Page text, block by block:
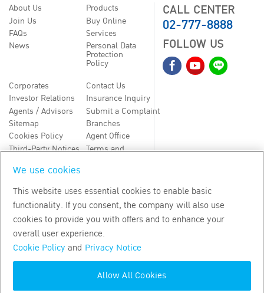
About Us
Join Us
FAQs
News
Products
Buy Online
Services
Personal Data
Protection
Policy
Corporates
Investor Relations
Agents / Advisors
Sitemap
Cookies Policy
Third-Party Notices
Contact Us
Insurance Inquiry
Submit a Complaint
Branches
Agent Office
Terms and
CALL CENTER
02-777-8888
FOLLOW US
TH EN
Copyright by Bangkok Life Assurance PLC
We use cookies
This website uses essential cookies to enable basic
functionality. If you consent, the company will also use
cookies to provide you with offers and to enhance your
overall user experience.
Cookie Policy and Privacy Notice
Allow All Cookies